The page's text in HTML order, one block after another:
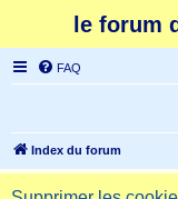
le forum
FAQ
Index du forum